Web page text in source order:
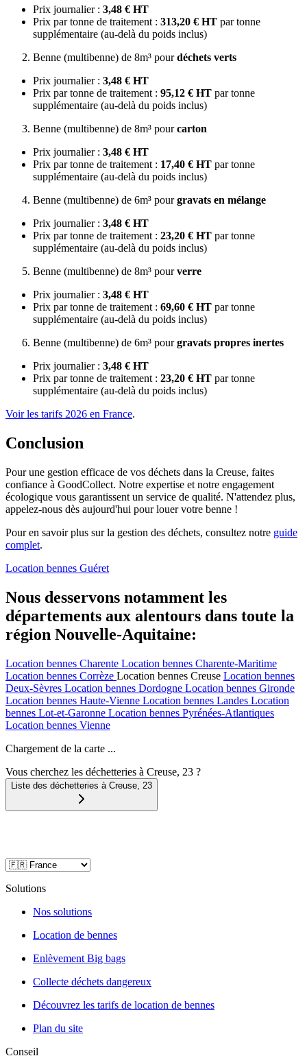
Prix journalier : 3,48 € HT
Prix par tonne de traitement : 313,20 € HT par tonne
supplémentaire (au-delà du poids inclus)
Benne (multibenne) de 8m³ pourdéchets verts
Prix journalier : 3,48 € HT
Prix par tonne de traitement : 95,12 € HT par tonne
supplémentaire (au-delà du poids inclus)
Benne (multibenne) de 8m³ pourcarton
Prix journalier : 3,48 € HT
Prix par tonne de traitement : 17,40 € HT par tonne
supplémentaire (au-delà du poids inclus)
Benne (multibenne) de 6m³ pourgravats en mélange
Prix journalier : 3,48 € HT
Prix par tonne de traitement : 23,20 € HT par tonne
supplémentaire (au-delà du poids inclus)
Benne (multibenne) de 8m³ pourverre
Prix journalier : 3,48 € HT
Prix par tonne de traitement : 69,60 € HT par tonne
supplémentaire (au-delà du poids inclus)
Benne (multibenne) de 6m³ pourgravats propres inertes
Prix journalier : 3,48 € HT
Prix par tonne de traitement : 23,20 € HT par tonne
supplémentaire (au-delà du poids inclus)
Voir les tarifs 2026 en France.
Conclusion
Pour une gestion efficace de vos déchets dans la Creuse, faites
confiance à GoodCollect. Notre expertise et notre engagement
écologique vous garantissent un service de qualité. N'attendez plus,
appelez-nous dès aujourd'hui pour louer votre benne !
Pour en savoir plus sur la gestion des déchets, consultez notre guide
complet.
Location bennes Guéret
Nous desservons notamment les
départements aux alentours dans toute la
région Nouvelle-Aquitaine:
Location bennes Charente Location bennes Charente-Maritime
Location bennes Corrèze Location bennes Creuse Location bennes
Deux-Sèvres Location bennes Dordogne Location bennes Gironde
Location bennes Haute-Vienne Location bennes Landes Location
bennes Lot-et-Garonne Location bennes Pyrénées-Atlantiques
Location bennes Vienne
Chargement de la carte ...
Vous cherchez les déchetteries à Creuse, 23 ?
Liste des déchetteries à Creuse 23
Solutions
Nos solutions
Location de bennes
Enlèvement Big bags
Collecte déchets dangereux
Découvrez les tarifs de location de bennes
Plan du site
Conseil